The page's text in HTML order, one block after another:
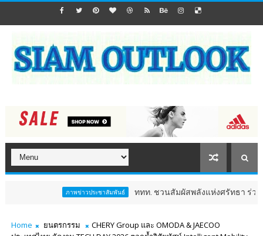
ภาพข่าวประชาสัมพันธ์ ททท. ชวนสัมผัสพลังแห่งศรัทธา ร่วมงาน "ห่มผ้าหล
Home ยนตรกรรม
CHERY Group และ OMODA & JAECOO